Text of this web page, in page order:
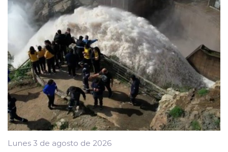
Lunes 3 de agosto de 2026